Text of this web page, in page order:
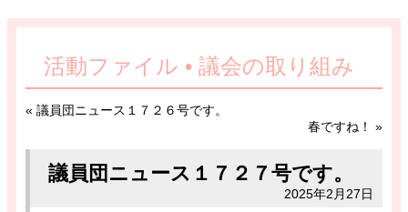
活動ファイル • 議会の取り組み
« 議員団ニュース１７２６号です。
春ですね！
»
議員団ニュース１７２７号です。
2025年2月27日